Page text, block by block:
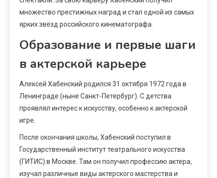
множество престижных наград и стал одной из самых
ярких звёзд российского кинематографа.
Образование и первые шаги
в актерской карьере
Алексей Хабенский родился 31 октября 1972 года в
Ленинграде (ныне Санкт-Петербург). С детства
проявлял интерес к искусству, особенно к актерской
игре.
После окончания школы, Хабенский поступил в
Государственный институт театрального искусства
(ГИТИС) в Москве. Там он получил профессию актера,
изучал различные виды актерского мастерства и